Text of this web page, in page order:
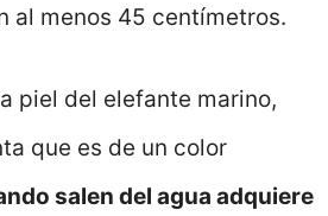
al menos 45 centímetros.
piel del elefante marino,
que es de un color
salen del agua adquiere